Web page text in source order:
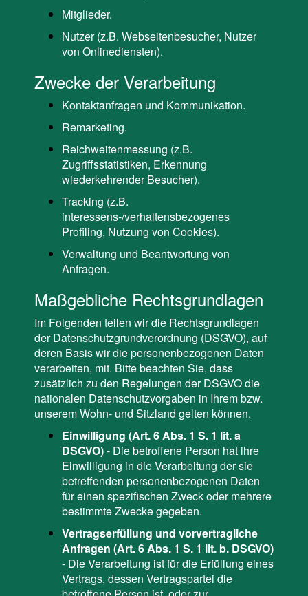
Mitglieder.
Nutzer (z.B. Webseitenbesucher, Nutzer
von Onlinediensten).
Zwecke der Verarbeitung
Kontaktanfragen und Kommunikation.
Remarketing.
Reichweitenmessung (z.B.
Zugriffsstatistiken, Erkennung
wiederkehrender Besucher).
Tracking (z.B.
interessens-/verhaltensbezogenes
Profiling, Nutzung von Cookies).
Verwaltung und Beantwortung von
Anfragen.
Maßgebliche Rechtsgrundlagen
Im Folgenden teilen wir die Rechtsgrundlagen
der Datenschutzgrundverordnung (DSGVO), auf
deren Basis wir die personenbezogenen Daten
verarbeiten, mit. Bitte beachten Sie, dass
zusätzlich zu den Regelungen der DSGVO die
nationalen Datenschutzvorgaben in Ihrem bzw.
unserem Wohn- und Sitzland gelten können.
Einwilligung (Art. 6 Abs. 1 S. 1 lit. a
DSGVO)- Die betroffene Person hat ihre
Einwilligung in die Verarbeitung der sie
betreffenden personenbezogenen Daten
für einen spezifischen Zweck oder mehrere
bestimmte Zwecke gegeben.
Vertragserfüllung und vorvertragliche
Anfragen (Art. 6 Abs. 1 S. 1 lit. b. DSGVO)
- Die Verarbeitung ist für die Erfüllung eines
Vertrags, dessen Vertragspartei die